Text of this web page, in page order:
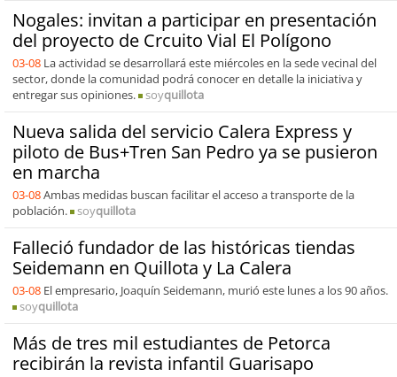
Nogales: invitan a participar en presentación
del proyecto de Crcuito Vial El Polígono
03-08 La actividad se desarrollará este miércoles en la sede vecinal del
sector, donde la comunidad podrá conocer en detalle la iniciativa y
entregar sus opiniones.
soyquillota
Nueva salida del servicio Calera Express y
piloto de Bus+Tren San Pedro ya se pusieron
en marcha
03-08Ambas medidas buscan facilitar el acceso a transporte de la
población.
soyquillota
Falleció fundador de las históricas tiendas
Seidemann en Quillota y La Calera
03-08 El empresario, Joaquín Seidemann, murió este lunes a los 90 años.
soyquillota
Más de tres mil estudiantes de Petorca
recibirán la revista infantil Guarisapo